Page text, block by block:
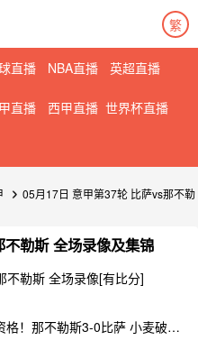
繁
直播 NBA直播 英超直播
直播 西甲直播 世界杯直播
05月17日 意甲第37轮 比萨vs那不勒
勒斯 全场录像及集锦
不勒斯 全场录像[有比分]
0比萨 小麦破门霍伊伦传射拉赫马尼建功